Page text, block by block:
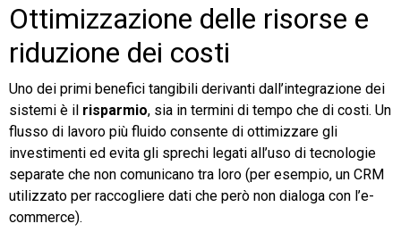
Ottimizzazione delle risorse e
riduzione dei costi
Uno dei primi benefici tangibili derivanti dall’integrazione dei
sistemi è il risparmio, sia in termini di tempo che di costi. Un
flusso di lavoro più fluido consente di ottimizzare gli
investimenti ed evita gli sprechi legati all’uso di tecnologie
separate che non comunicano tra loro (per esempio, un CRM
utilizzato per raccogliere dati che però non dialoga con l’e-
commerce).